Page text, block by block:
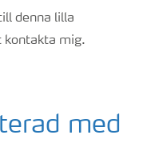
denna lilla
kontakta mig.
med